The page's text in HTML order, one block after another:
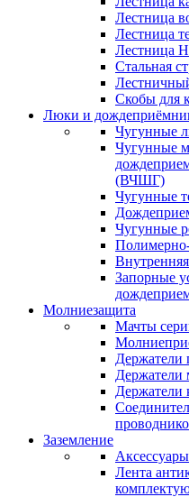
Лестница
Лестница
Лестница
Стальная
Скобы для
Люки и
Чугунные
Чугунные
(ВЧШГ)
Чугунные
Чугунные
Запорные
Молниезащита
Мачты
Держатели
Держатели
Держатели
Заземление
Лента